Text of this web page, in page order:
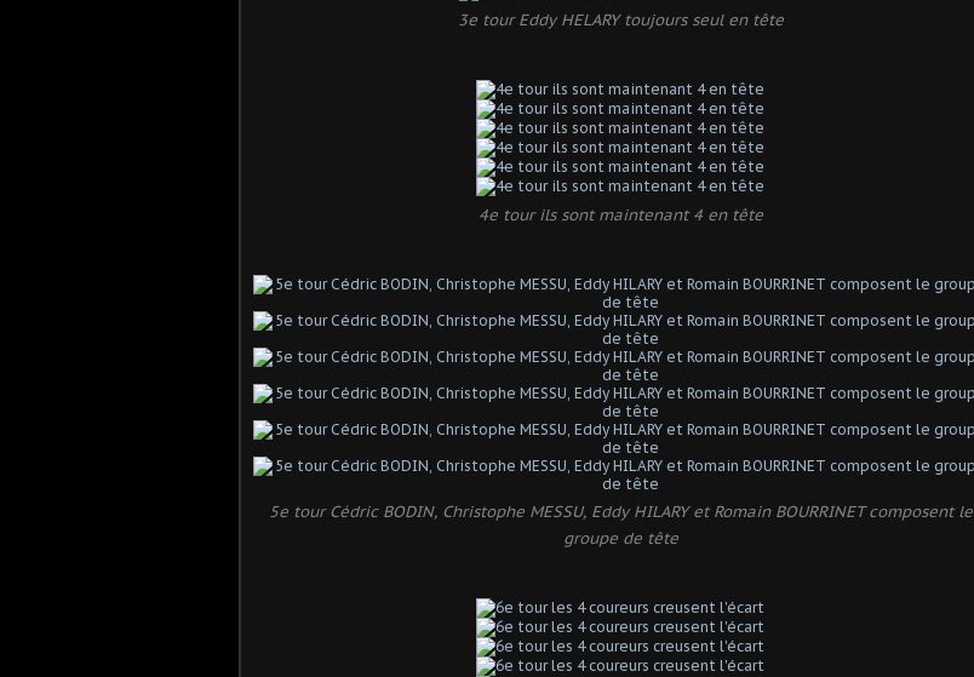
3e tour Eddy HELARY toujours seul en tête
4e tour ils sont maintenant 4 en tête
5e tour Cédric BODIN, Christophe MESSU, Eddy HILARY et Romain BOURRINET composent le
groupe de tête